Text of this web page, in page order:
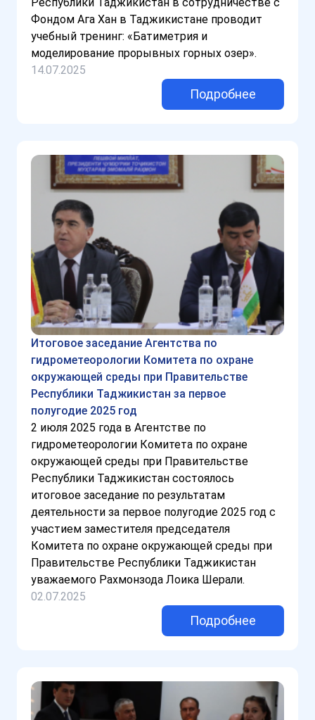
Фондом Ага Хан в Таджикистане проводит
учебный тренинг: «Батиметрия и
моделирование прорывных горных озер».
14.07.2025
Подробнее
Итоговое заседание Агентства по
гидрометеорологии Комитета по охране
окружающей среды при Правительстве
Республики Таджикистан за первое
полугодие 2025 год
2 июля 2025 года в Агентстве по
гидрометеорологии Комитета по охране
окружающей среды при Правительстве
Республики Таджикистан состоялось
итоговое заседание по результатам
деятельности за первое полугодие 2025 год с
участием заместителя председателя
Комитета по охране окружающей среды при
Правительстве Республики Таджикистан
уважаемого Рахмонзода Лоика Шерали.
02.07.2025
Подробнее